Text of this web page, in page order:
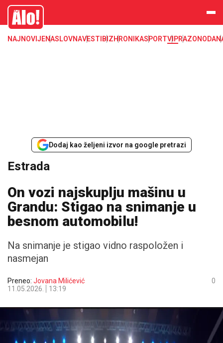
Estrada, poznati, VIP
Alo
NAJNOVIJENASLOVNAVESTI BIZHRONIKASPORTVIPRAZONODA
Dodaj kao željeni izvor na google pretrazi
Estrada
On vozi najskuplju mašinu u
Grandu: Stigao na snimanje u
besnom automobilu!
Na snimanje je stigao vidno raspoložen i
nasmejan
Preneo: Jovana Milićević
11.05.2026.
13:19
0